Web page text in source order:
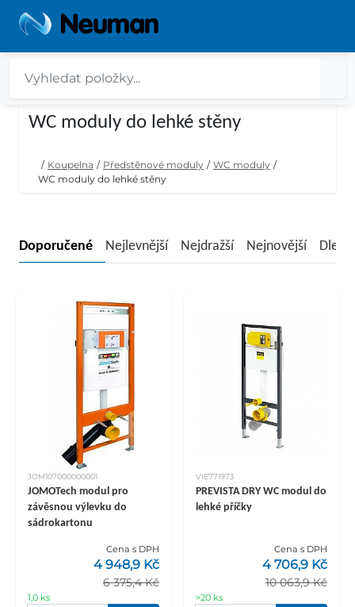
WC moduly do lehké stěny
/ Koupelna / Předstěnové moduly / WC moduly /
WC moduly do lehké stěny
Doporučené Nejlevnější Nejdražší Nejnovější Dle
JOM107000000001
JOMOTech modul pro
závěsnou výlevku do
sádrokartonu
Cena s DPH
6 375,4 Kč
4 948,9 Kč
1,0 ks
VIE771973
PREVISTA DRY WC modul do
lehké příčky
Cena s DPH
10 063,9 Kč
4 706,9 Kč
>20 ks